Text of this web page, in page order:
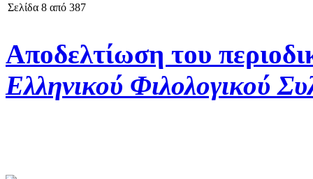
Σελίδα 8 από 387
Αποδελτίωση του
Ελληνικού Φιλολογικού